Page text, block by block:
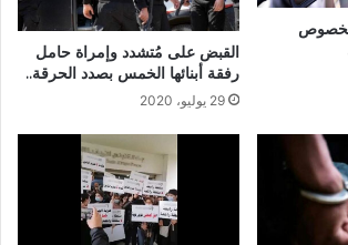
بخصوص
القبض على مُتشدد وإمراة حامل
رفقة أبنائها الخمس بصدد الحرقة..
29 يوليو، 2020